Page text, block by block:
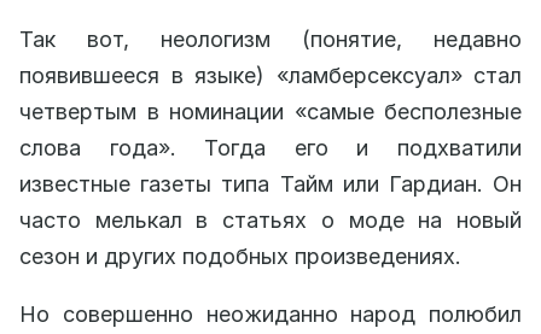
Так вот, неологизм (понятие, недавно
появившееся в языке) «ламберсексуал» стал
четвертым в номинации «самые бесполезные
слова года». Тогда его и подхватили
известные газеты типа Тайм или Гардиан. Он
часто мелькал в статьях о моде на новый
сезон и других подобных произведениях.
Но совершенно неожиданно народ полюбил